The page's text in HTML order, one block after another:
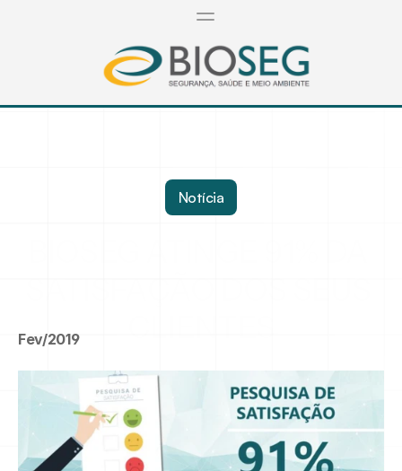
Notícia
Fev/2019